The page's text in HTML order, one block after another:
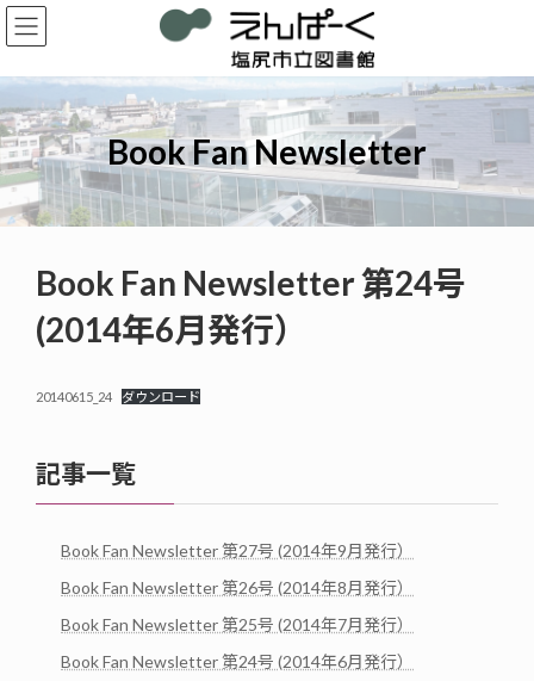
コ
ン
ン
ツ
へ
ス
キ
ッ
プ
ナ
ビ
ー
シ
ョ
ン
に
移
動
Book Fan Newsletter
Book Fan Newsletter 第24号
(2014年6月発行）
20140615_24 ダウンロード
記事一覧
Book Fan Newsletter 第27号 (2014年9月発行）
Book Fan Newsletter 第26号 (2014年8月発行）
Book Fan Newsletter 第25号 (2014年7月発行）
Book Fan Newsletter 第24号 (2014年6月発行）